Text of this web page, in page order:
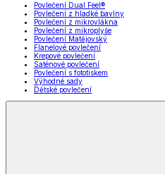
Povlečení Dual Feel®
Povlečení z hladké bavlny
Povlečení z mikrovlákna
Povlečení z mikroplyše
Povlečení Matějovský
Flanelové povlečení
Krepové povlečení
Saténové povlečení
Povlečení s fototiskem
Výhodné sady
Dětské povlečení